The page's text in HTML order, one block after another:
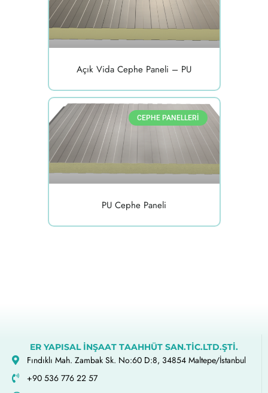
Açık Vida Cephe Paneli – PU
CEPHE PANELLERI
PU Cephe Paneli
ER YAPISAL İNŞAAT TAAHHÜT SAN.TİC.LTD.ŞTİ.
Fındıklı Mah. Zambak Sk. No:60 D:8, 34854 Maltepe/İstanbul
+90 536 776 22 57